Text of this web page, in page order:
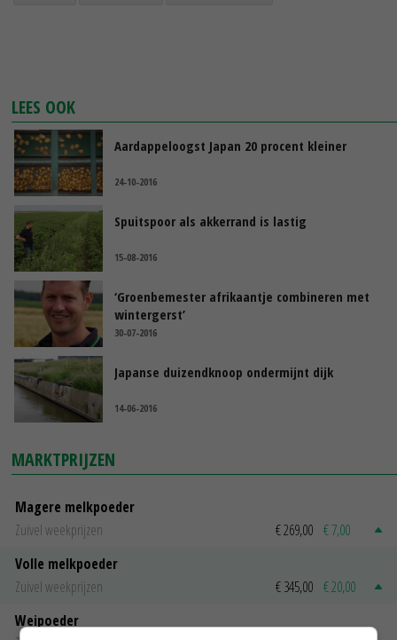
LEES OOK
Aardappeloogst Japan 20 procent kleiner
24-10-2016
Spuitspoor als akkerrand is lastig
15-08-2016
‘Groenbemester afrikaantje combineren met
wintergerst’
30-07-2016
Japanse duizendknoop ondermijnt dijk
14-06-2016
MARKTPRIJZEN
Magere melkpoeder
Zuivel weekprijzen
€ 269,00 € 7,00
Volle melkpoeder
Zuivel weekprijzen
€ 345,00 € 20,00
Weipoeder